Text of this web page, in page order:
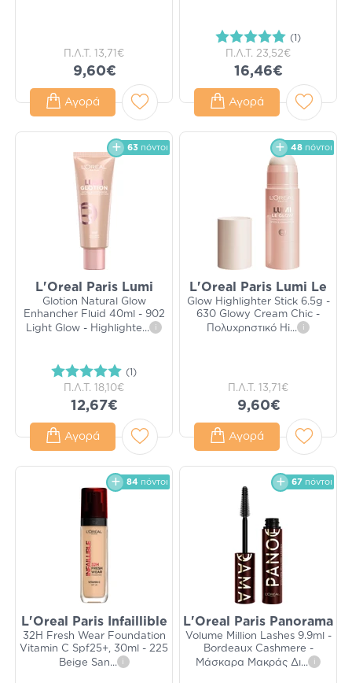
Π.Λ.Τ. 13,71€
9,60€
Αγορά
(1)
Π.Λ.Τ. 23,52€
16,46€
Αγορά
63 πόντοι
L'Oreal Paris Lumi
Glotion Natural Glow
Enhancher Fluid 40ml - 902
Light Glow - Highlighte... i
(1)
Π.Λ.Τ. 18,10€
12,67€
Αγορά
48 πόντοι
L'Oreal Paris Lumi Le
Glow Highlighter Stick 6.5g -
630 Glowy Cream Chic -
Πολυχρηστικό Hi... i
Π.Λ.Τ. 13,71€
9,60€
Αγορά
84 πόντοι
L'Oreal Paris Infaillible
32H Fresh Wear Foundation
Vitamin C Spf25+, 30ml - 225
Beige San... i
67 πόντοι
L'Oreal Paris Panorama
Volume Million Lashes 9.9ml -
Bordeaux Cashmere -
Μάσκαρα Μακράς Δι... i